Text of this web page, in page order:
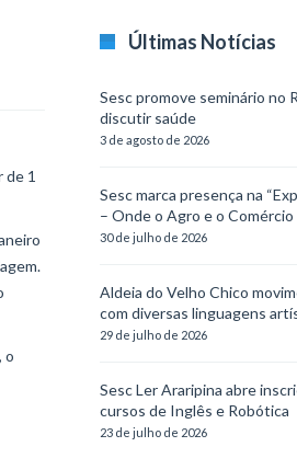
de 1
o
Últimas Notícias
Sesc promove seminário no
discutir saúde
3 de agosto de 2026
Sesc marca presença na
– Onde o Agro e o Comércio
30 de julho de 2026
Aldeia do Velho Chico
com diversas linguagens
29 de julho de 2026
Sesc Ler Araripina abre
cursos de Inglês e Robótica
23 de julho de 2026